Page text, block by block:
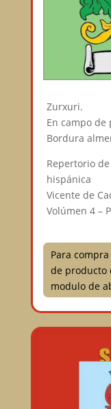
Zurxuri.
En campo de
Bordura
Repertorio
hispánica
Vicente de
Volúmen 4 –
Para
de producto
modulo de